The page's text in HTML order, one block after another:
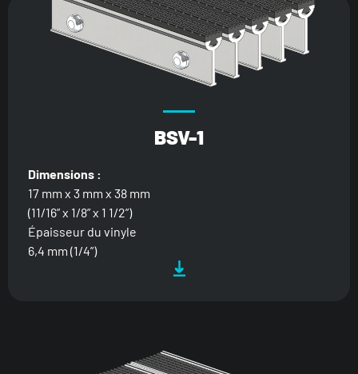
BSV-1
Dimensions :
17 mm x 3 mm x 38 mm
(11/16” x 1/8” x 1 1/2”)
Épaisseur du vinyle
6,4 mm (1/4”)